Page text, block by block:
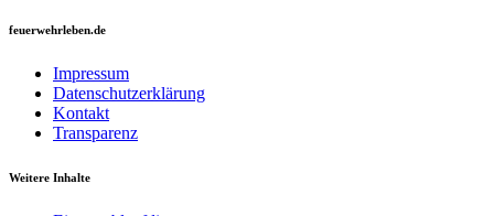
feuerwehrleben.de
Impressum
Datenschutzerklärung
Kontakt
Transparenz
Weitere Inhalte